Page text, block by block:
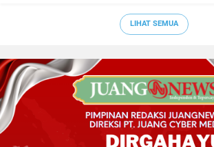
LIHAT SEMUA